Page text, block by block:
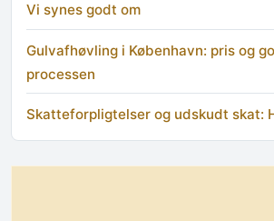
Vi synes godt om
Gulvafhøvling i København: pris og
processen
Skatteforpligtelser og udskudt skat: